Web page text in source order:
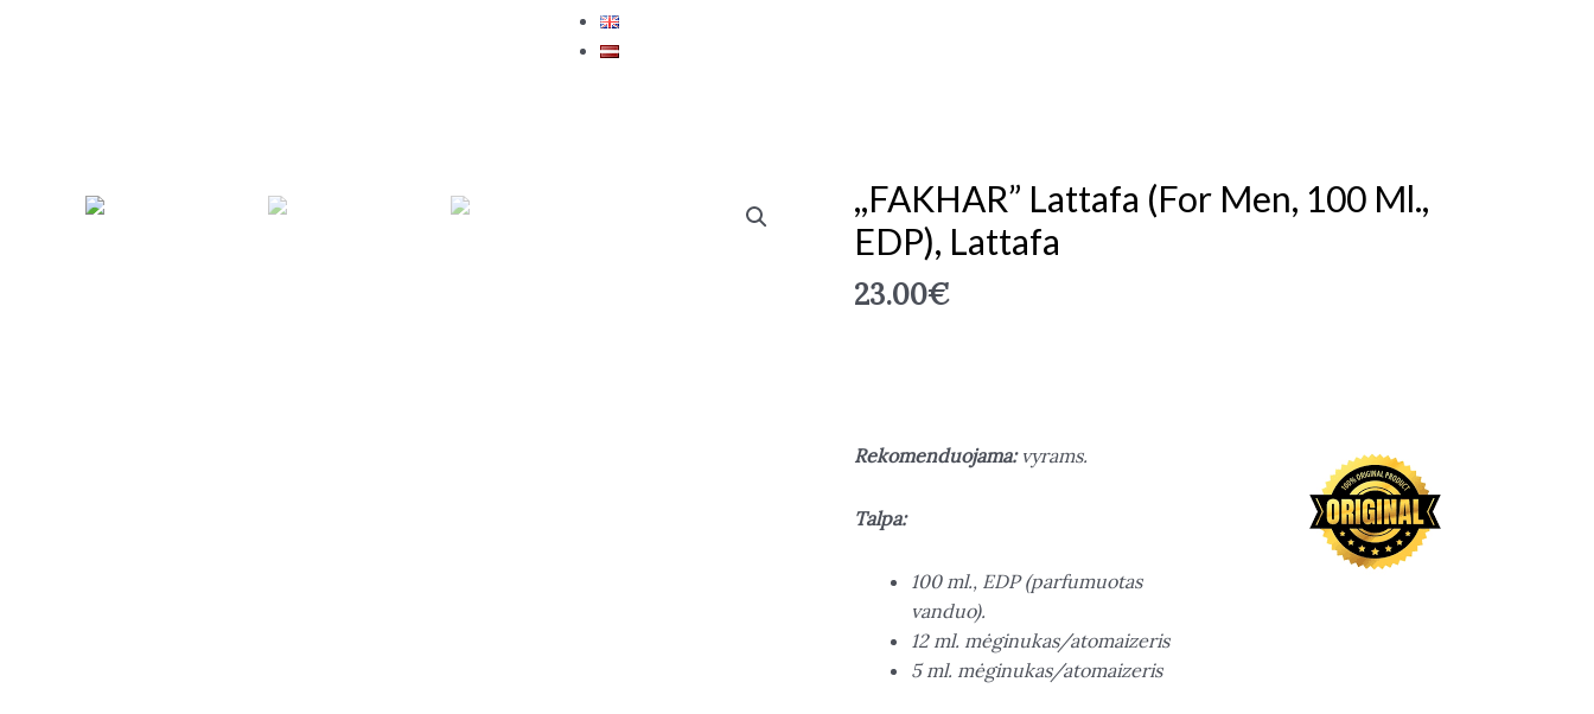
,,FAKHAR” Lattafa (For Men, 100 Ml.,
EDP), Lattafa
23.00€
Rekomenduojama:vyrams.
Talpa:
100 ml., EDP (parfumuotas
vanduo).
12 ml. mėginukas/atomaizeris
5 ml. mėginukas/atomaizeris
produkto
kiekis:
,,FAKHAR"
Lattafa
(For
Lattafa